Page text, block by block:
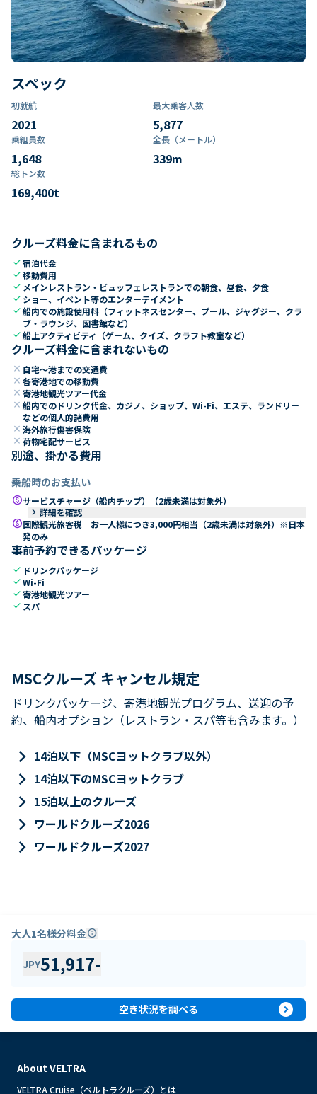
スペック
初就航
2021
最大乗客人数
5,877
乗組員数​
1,648
全長（メートル）
339m
総トン数​
169,400t
クルーズ料金に含まれるもの
check宿泊代金
check移動費用
check メインレストラン・ビュッフェレストランでの朝食、昼食、夕食
check ショー、イベント等のエンターテイメント
check船内での施設使用料（フィットネスセンター、プール、ジャグジー、クラ
ブ・ラウンジ、図書館など）
check船上アクティビティ（ゲーム、クイズ、クラフト教室など）
クルーズ料金に含まれないもの
close 自宅～港までの交通費
close 各寄港地での移動費
close 寄港地観光ツアー代金
close 船内でのドリンク代金、カジノ、ショップ、Wi-Fi、エステ、ランドリー
などの個人的諸費用
close 海外旅行傷害保険
close 荷物宅配サービス
別途、掛かる費用
乗船時のお支払い
paidサービスチャージ（船内チップ）（2歳未満は対象外）
keyboard_arrow_right 詳細を確認
paid国際観光旅客税 お一人様につき3,000円相当（2歳未満は対象外）※日本
発のみ
事前予約できるパッケージ
check ドリンクパッケージ
checkWi-Fi
check寄港地観光ツアー
check スパ
MSCクルーズ キャンセル規定
ドリンクパッケージ、寄港地観光プログラム、送迎の予
約、船内オプション（レストラン・スパ等も含みます。）
keyboard_arrow_right 14泊以下（MSCヨットクラブ以外）
keyboard_arrow_right 14泊以下のMSCヨットクラブ
keyboard_arrow_right 15泊以上のクルーズ
keyboard_arrow_right ワールドクルーズ2026
keyboard_arrow_right ワールドクルーズ2027
大人1名様分料金info
JPY51,917-
空き状況を調べる expand_circle_right
About VELTRA
VELTRA Cruise（ベルトラクルーズ）とは